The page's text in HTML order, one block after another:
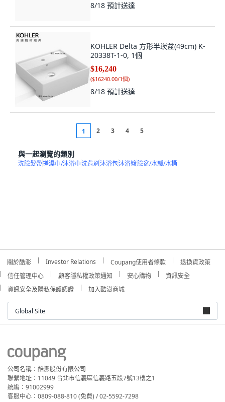
8/18 預計送達
KOHLER Delta 方形半崁盆(49cm) K-
20338T-1-0, 1個
$16,240
($16240.00/1個)
8/18 預計送達
1 2 3 4 5
與一起瀏覽的類別
洗臉髮帶搓澡巾/沐浴巾洗背刷沐浴包沐浴籃臉盆/水瓢/水桶
關於酷澎 Investor Relations Coupang使用者條款
退換貨政策
信任管理中心
顧客隱私權政策通知 安心購物
資訊安全
資訊安全及隱私保護認證
加入酷澎商城
Global Site
公司名稱：酷澎股份有限公司
聯繫地址：11049 台北市信義區信義路五段7號13樓之1
統編：91002999
客服中心：0809-088-810 (免費) / 02-5592-7298